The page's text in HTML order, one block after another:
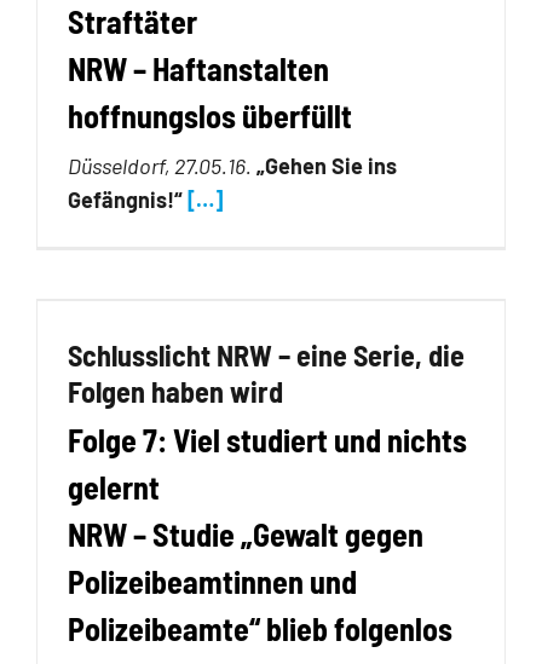
Straftäter
NRW – Haftanstalten
hoffnungslos überfüllt
Düsseldorf, 27.05.16. „Gehen Sie ins
Gefängnis!“ […]
Schlusslicht NRW – eine Serie, die
Folgen haben wird
Folge 7: Viel studiert und nichts
gelernt
NRW – Studie „Gewalt gegen
Polizeibeamtinnen und
Polizeibeamte“ blieb folgenlos